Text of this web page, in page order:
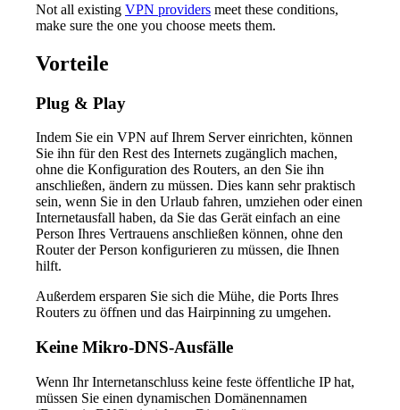
Not all existing VPN providers meet these conditions,
make sure the one you choose meets them.
Vorteile
Plug & Play
Indem Sie ein VPN auf Ihrem Server einrichten, können
Sie ihn für den Rest des Internets zugänglich machen,
ohne die Konfiguration des Routers, an den Sie ihn
anschließen, ändern zu müssen. Dies kann sehr praktisch
sein, wenn Sie in den Urlaub fahren, umziehen oder einen
Internetausfall haben, da Sie das Gerät einfach an eine
Person Ihres Vertrauens anschließen können, ohne den
Router der Person konfigurieren zu müssen, die Ihnen
hilft.
Außerdem ersparen Sie sich die Mühe, die Ports Ihres
Routers zu öffnen und das Hairpinning zu umgehen.
Keine Mikro-DNS-Ausfälle
Wenn Ihr Internetanschluss keine feste öffentliche IP hat,
müssen Sie einen dynamischen Domänennamen